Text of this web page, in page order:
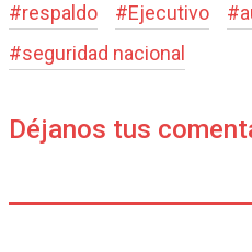
#respaldo #Ejecutivo #
#seguridad nacional
Déjanos tus